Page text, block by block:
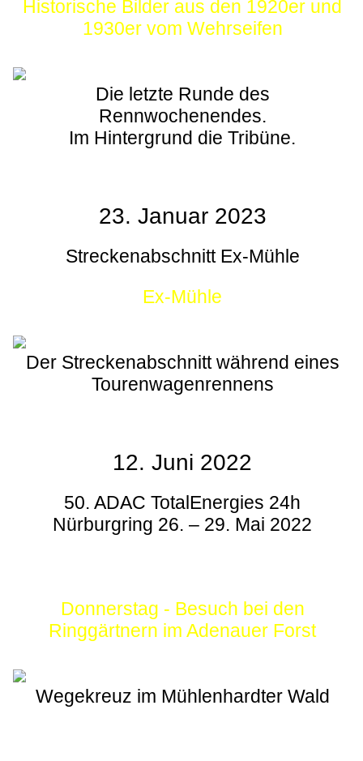
Historische Bilder aus den 1920er und
1930er vom Wehrseifen
Die letzte Runde des
Rennwochenendes.
Im Hintergrund die Tribüne.
23. Januar 2023
Streckenabschnitt Ex-Mühle
Ex-Mühle
Der Streckenabschnitt während eines
Tourenwagenrennens
12. Juni 2022
50. ADAC TotalEnergies 24h
Nürburgring 26. – 29. Mai 2022
Donnerstag - Besuch bei den
Ringgärtnern im Adenauer Forst
Wegekreuz im Mühlenhardter Wald